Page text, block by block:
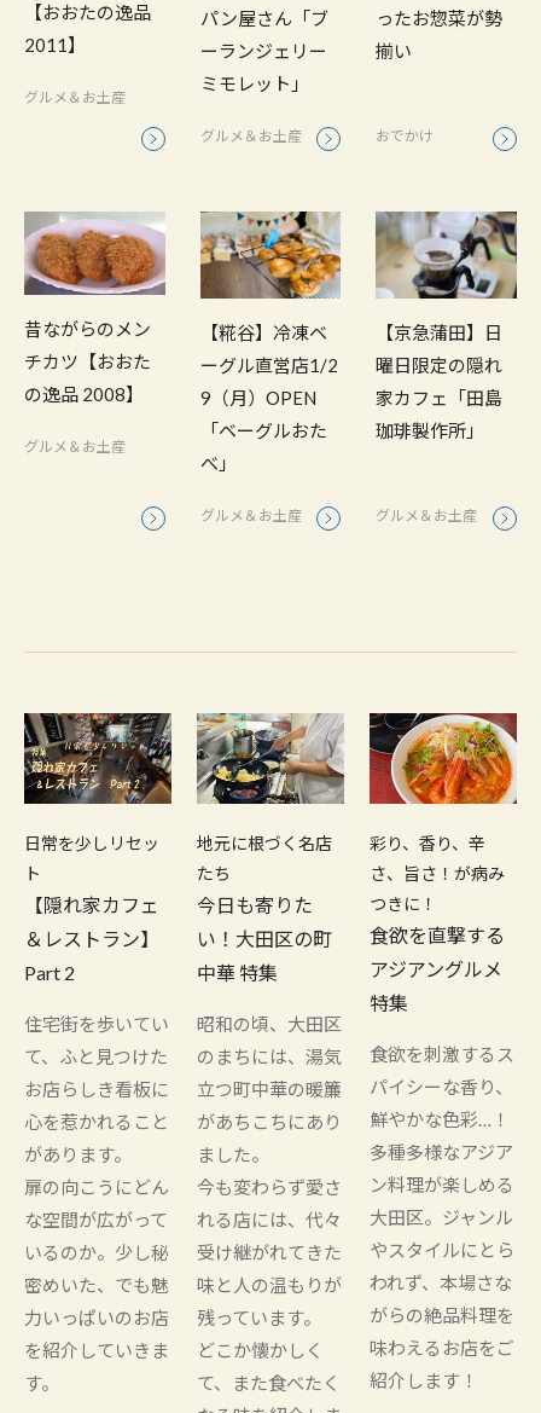
【おおたの逸品
2011】
グルメ＆お土産
パン屋さん「ブ
ーランジェリー
ミモレット」
グルメ＆お土産
ったお惣菜が勢
揃い
おでかけ
昔ながらのメン
チカツ【おおた
の逸品 2008】
グルメ＆お土産
【糀谷】冷凍ベ
ーグル直営店1/2
9（月）OPEN
「ベーグルおた
べ」
グルメ＆お土産
【京急蒲田】日
曜日限定の隠れ
家カフェ「田島
珈琲製作所」
グルメ＆お土産
日常を少しリセッ
ト
【隠れ家カフェ
＆レストラン】
Part 2
住宅街を歩いてい
て、ふと見つけた
お店らしき看板に
心を惹かれること
があります。
扉の向こうにどん
な空間が広がって
いるのか。少し秘
密めいた、でも魅
力いっぱいのお店
を紹介していきま
す。
地元に根づく名店
たち
今日も寄りた
い！大田区の町
中華 特集
昭和の頃、大田区
のまちには、湯気
立つ町中華の暖簾
があちこちにあり
ました。
今も変わらず愛さ
れる店には、代々
受け継がれてきた
味と人の温もりが
残っています。
どこか懐かしく
て、また食べたく
彩り、香り、辛
さ、旨さ！が病み
つきに！
食欲を直撃する
アジアングルメ
特集
食欲を刺激するス
パイシーな香り、
鮮やかな色彩…！
多種多様なアジア
ン料理が楽しめる
大田区。ジャンル
やスタイルにとら
われず、本場さな
がらの絶品料理を
味わえるお店をご
紹介します！